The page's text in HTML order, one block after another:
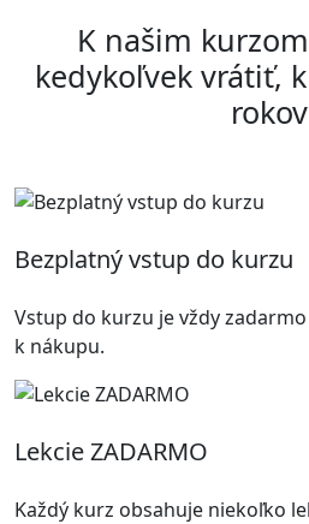
K našim
kedykoľvek vrátiť,
rokov
Bezplatný vstup do kurzu
Vstup do kurzu je vždy
k nákupu.
Lekcie ZADARMO
Každý kurz obsahuje niekoľko